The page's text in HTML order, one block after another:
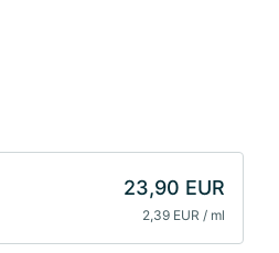
23,90 EUR
2,39 EUR / ml